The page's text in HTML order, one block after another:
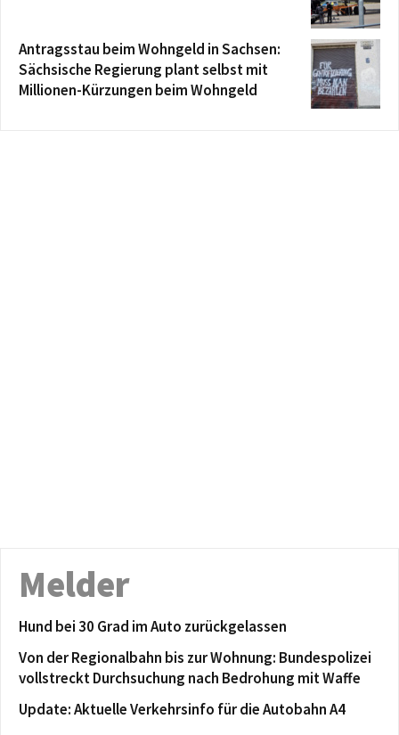
Antragsstau beim Wohngeld in Sachsen:
Sächsische Regierung plant selbst mit
Millionen-Kürzungen beim Wohngeld
Melder
Hund bei 30 Grad im Auto zurückgelassen
Von der Regionalbahn bis zur Wohnung: Bundespolizei
vollstreckt Durchsuchung nach Bedrohung mit Waffe
Update: Aktuelle Verkehrsinfo für die Autobahn A4